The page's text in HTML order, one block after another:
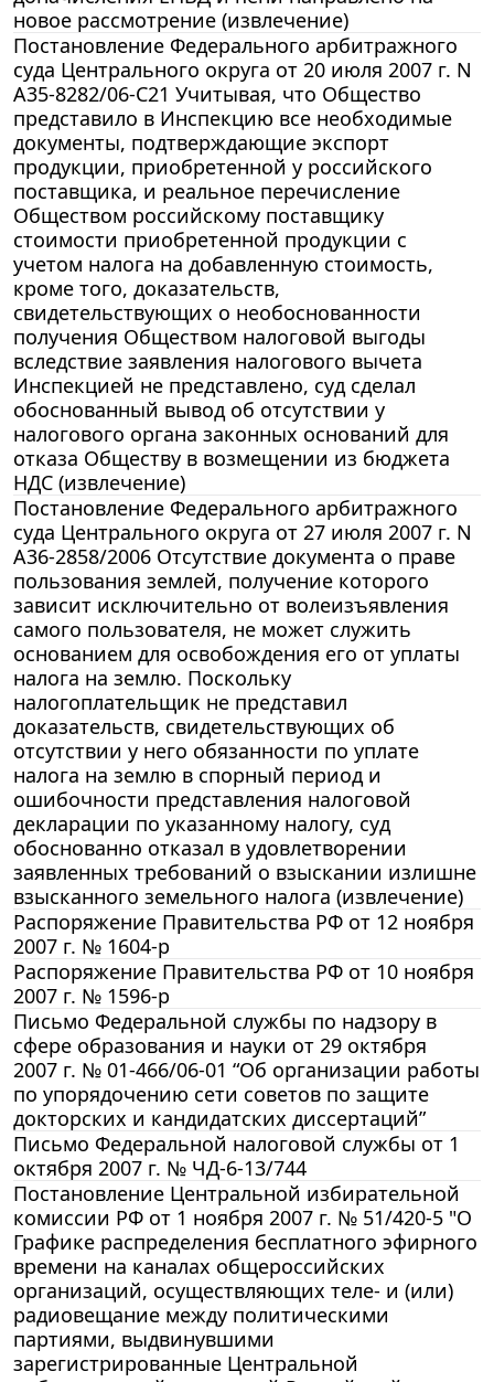
новое рассмотрение (извлечение)
Постановление Федерального арбитражного
суда Центрального округа от 20 июля 2007 г. N
А35-8282/06-С21 Учитывая, что Общество
представило в Инспекцию все необходимые
документы, подтверждающие экспорт
продукции, приобретенной у российского
поставщика, и реальное перечисление
Обществом российскому поставщику
стоимости приобретенной продукции с
учетом налога на добавленную стоимость,
кроме того, доказательств,
свидетельствующих о необоснованности
получения Обществом налоговой выгоды
вследствие заявления налогового вычета
Инспекцией не представлено, суд сделал
обоснованный вывод об отсутствии у
налогового органа законных оснований для
отказа Обществу в возмещении из бюджета
НДС (извлечение)
Постановление Федерального арбитражного
суда Центрального округа от 27 июля 2007 г. N
А36-2858/2006 Отсутствие документа о праве
пользования землей, получение которого
зависит исключительно от волеизъявления
самого пользователя, не может служить
основанием для освобождения его от уплаты
налога на землю. Поскольку
налогоплательщик не представил
доказательств, свидетельствующих об
отсутствии у него обязанности по уплате
налога на землю в спорный период и
ошибочности представления налоговой
декларации по указанному налогу, суд
обоснованно отказал в удовлетворении
заявленных требований о взыскании излишне
взысканного земельного налога (извлечение)
Распоряжение Правительства РФ от 12 ноября
2007 г. № 1604-р
Распоряжение Правительства РФ от 10 ноября
2007 г. № 1596-р
Письмо Федеральной службы по надзору в
сфере образования и науки от 29 октября
2007 г. № 01-466/06-01 “Об организации работы
по упорядочению сети советов по защите
докторских и кандидатских диссертаций”
Письмо Федеральной налоговой службы от 1
октября 2007 г. № ЧД-6-13/744
Постановление Центральной избирательной
комиссии РФ от 1 ноября 2007 г. № 51/420-5 "О
Графике распределения бесплатного эфирного
времени на каналах общероссийских
организаций, осуществляющих теле- и (или)
радиовещание между политическими
партиями, выдвинувшими
зарегистрированные Центральной